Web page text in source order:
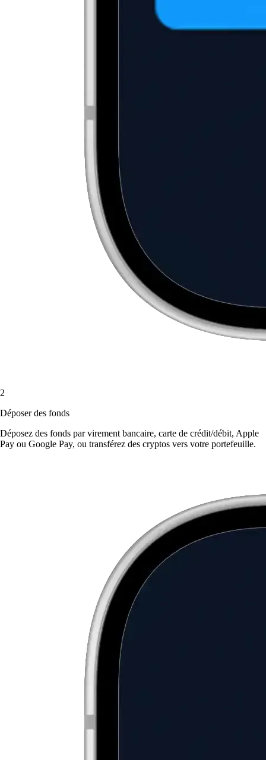
2
Déposer des fonds
Déposez des fonds par virement bancaire, carte de crédit/débit, Apple
Pay ou Google Pay, ou transférez des cryptos vers votre portefeuille.